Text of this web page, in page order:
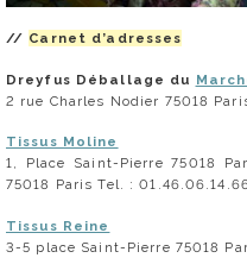
// Carnet d’adresses
Dreyfus Déballage du
2 rue Charles Nodier 75018
Tissus Moline
1, Place Saint-Pierre 75018
75018 Paris Tel. :
Tissus Reine
3-5 place Saint-Pierre 75018